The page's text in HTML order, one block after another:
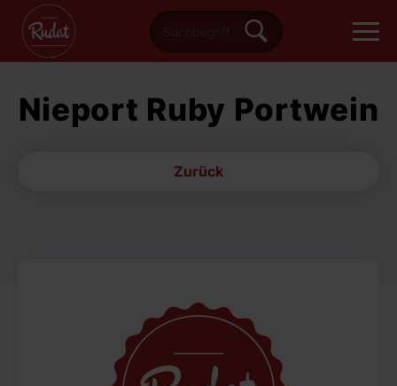
Nieport Ruby Portwein
Zurück